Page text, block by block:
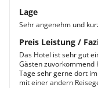
Lage
Sehr angenehm und
Preis Leistung /
Das Hotel ist sehr gut
Gästen zuvorkommend
Tage sehr gerne dort
mit einer andern